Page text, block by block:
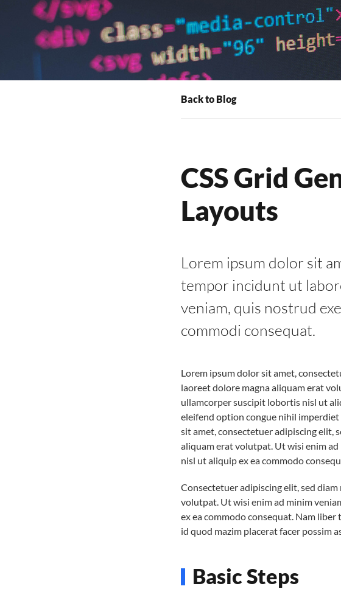
Back to Blog
CSS Grid
Layouts
Lorem ipsum dolor sit
tempor incidunt ut
veniam, quis nostrud
commodi consequat.
Lorem ipsum dolor sit amet,
laoreet dolore magna aliquam erat
ullamcorper suscipit lobortis nisl ut
eleifend option congue nihil imperdiet
sit amet, consectetuer adipiscing elit,
aliquam erat volutpat. Ut wisi enim
nisl ut aliquip ex ea commodo
Consectetuer adipiscing elit, sed
volutpat. Ut wisi enim ad minim
ex ea commodo consequat. Nam
id quod mazim placerat facer possim
Basic Steps